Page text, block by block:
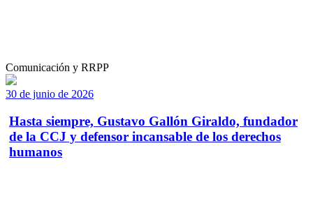
Comunicación y RRPP
30 de junio de 2026
Hasta siempre, Gustavo Gallón Giraldo, fundador
de la CCJ y defensor incansable de los derechos
humanos